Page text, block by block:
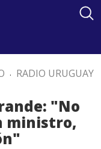
. RADIO URUGUAY
"No
ministro,